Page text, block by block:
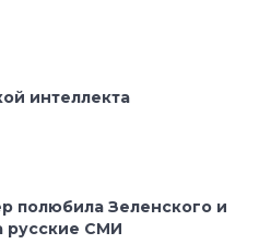
интеллекта
полюбила Зеленского и
русские СМИ